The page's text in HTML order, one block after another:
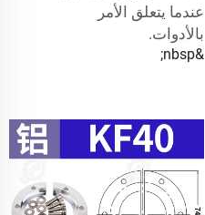
عندما يتعلق الأمر
بالأدوات.
&nbsp;